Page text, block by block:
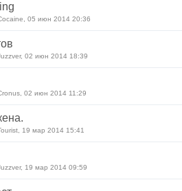
05 июн 2014 20:36
02 июн 2014 18:39
02 июн 2014 11:29
19 мар 2014 15:41
19 мар 2014 09:59